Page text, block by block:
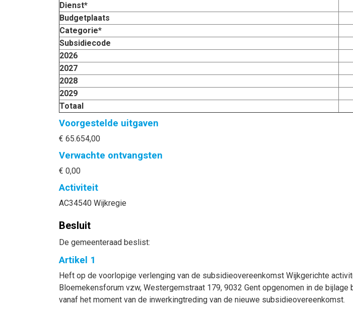
Dienst*
Budgetplaats
Categorie*
Subsidiecode
2026
2027
2028
2029
Totaal
Voorgestelde uitgaven
€ 65.654,00
Verwachte ontvangsten
€ 0,00
Activiteit
AC34540 Wijkregie
Besluit
De gemeenteraad beslist:
Artikel 1
Heft op de voorlopige verlenging van de subsidieovereenkomst Wijkgerichte
Bloemekensforum vzw, Westergemstraat 179, 9032 Gent opgenomen in de
vanaf het moment van de inwerkingtreding van de nieuwe subsidieovereenkomst.